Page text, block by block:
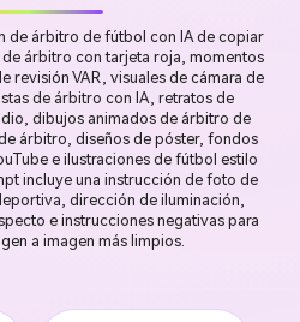
de árbitro de fútbol con IA de copiar
árbitro con tarjeta roja, momentos
revisión VAR, visuales de cámara de
de árbitro con IA, retratos de
dibujos animados de árbitro de
árbitro, diseños de póster, fondos
e ilustraciones de fútbol estilo
incluye una instrucción de foto de
dirección de iluminación,
e instrucciones negativas para
a imagen más limpios.